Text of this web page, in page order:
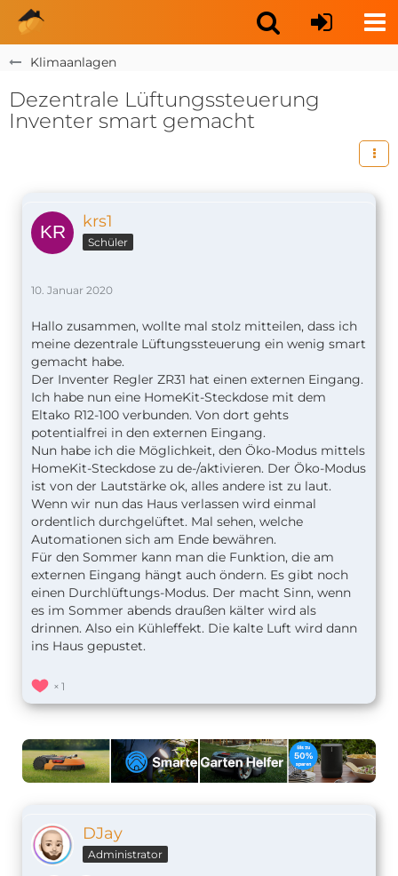
Klimaanlagen
Dezentrale Lüftungssteuerung
Inventer smart gemacht
krs1
Schüler
10. Januar 2020
Hallo zusammen, wollte mal stolz mitteilen, dass ich
meine dezentrale Lüftungssteuerung ein wenig smart
gemacht habe.
Der Inventer Regler ZR31 hat einen externen Eingang.
Ich habe nun eine HomeKit-Steckdose mit dem
Eltako R12-100 verbunden. Von dort gehts
potentialfrei in den externen Eingang.
Nun habe ich die Möglichkeit, den Öko-Modus mittels
HomeKit-Steckdose zu de-/aktivieren. Der Öko-Modus
ist von der Lautstärke ok, alles andere ist zu laut.
Wenn wir nun das Haus verlassen wird einmal
ordentlich durchgelüftet. Mal sehen, welche
Automationen sich am Ende bewähren.
Für den Sommer kann man die Funktion, die am
externen Eingang hängt auch öndern. Es gibt noch
einen Durchlüftungs-Modus. Der macht Sinn, wenn
es im Sommer abends draußen kälter wird als
drinnen. Also ein Kühleffekt. Die kalte Luft wird dann
ins Haus gepustet.
1
DJay
Administrator